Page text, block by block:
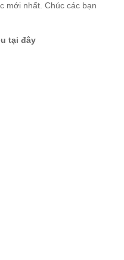
mới nhất. Chúc các bạn
tại đây